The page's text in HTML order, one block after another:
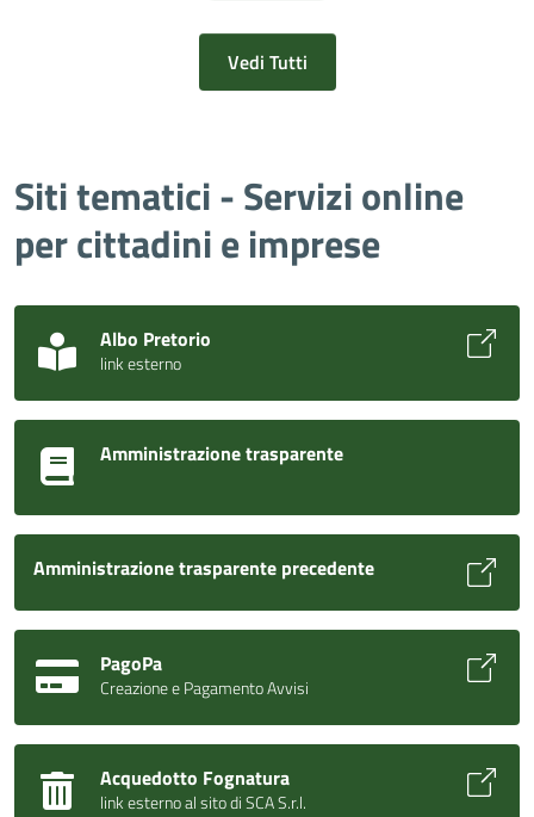
Vedi Tutti
Siti tematici - Servizi online
per cittadini e imprese
Albo Pretorio
link esterno
Amministrazione trasparente
Amministrazione trasparente precedente
PagoPa
Creazione e Pagamento Avvisi
Acquedotto Fognatura
link esterno al sito di SCA S.r.l.